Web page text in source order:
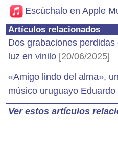
Escúchalo en Apple
Artículos relacionados
Dos grabaciones
luz en vinilo [20/06/2025]
«Amigo lindo del alma»,
músico uruguayo Eduardo
Ver estos artículos